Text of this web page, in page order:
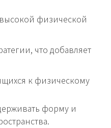
физической
что добавляет
к физическому
форму и